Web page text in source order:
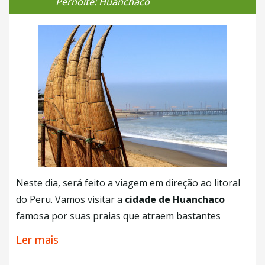
seu mestre após suas mortes. Enquanto ocorre a
visita, o nosso guia fará algumas explicações
detalhadas sobre uma das mais significativas
culturas pré-inca, já que o museu é todo voltado as
peças e tesouros encontrados neste local. À noite,
seremos levados até o nosso hotel na cidade.
+ Café da Manhã
+ Almoço
Neste dia, será feito a viagem em direção ao litoral
do Peru. Vamos visitar a cidade de Huanchaco
famosa por suas praias que atraem bastantes
surfistas para a região. Aqui você vai aprender um
Ler mais